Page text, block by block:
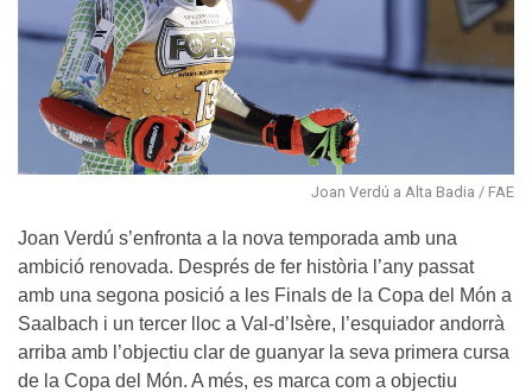
Joan Verdú a Alta Badia / FAE
Joan Verdú s’enfronta a la nova temporada amb una
ambició renovada. Després de fer història l’any passat
amb una segona posició a les Finals de la Copa del Món a
Saalbach i un tercer lloc a Val-d’Isère, l’esquiador andorrà
arriba amb l’objectiu clar de guanyar la seva primera cursa
de la Copa del Món. A més, es marca com a objectiu